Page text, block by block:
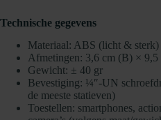
Technische gegevens
Materiaal: ABS (licht & sterk)
Afmetingen: 3,6 cm (B) ×
Gewicht: ± 40 gr
Bevestiging: ¼″-UN
de meeste statieven)
Toestellen: smartphones,